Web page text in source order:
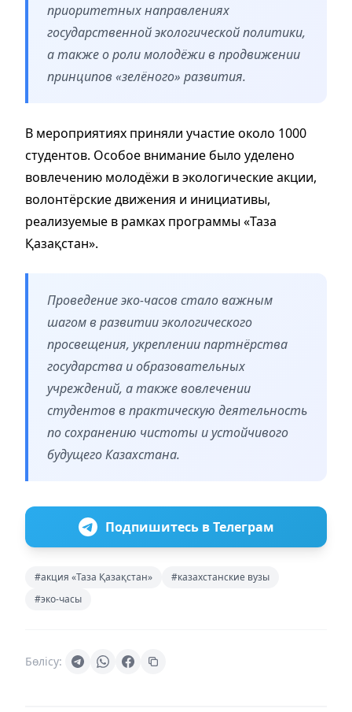
приоритетных направлениях
государственной экологической политики,
а также о роли молодёжи в продвижении
принципов «зелёного» развития.
В мероприятиях приняли участие около 1000
студентов. Особое внимание было уделено
вовлечению молодёжи в экологические акции,
волонтёрские движения и инициативы,
реализуемые в рамках программы «Таза
Қазақстан».
Проведение эко-часов стало важным
шагом в развитии экологического
просвещения, укреплении партнёрства
государства и образовательных
учреждений, а также вовлечении
студентов в практическую деятельность
по сохранению чистоты и устойчивого
будущего Казахстана.
Подпишитесь в Телеграм
#акция «Таза Қазақстан»
#казахстанские вузы
#эко-часы
Бөлісу: